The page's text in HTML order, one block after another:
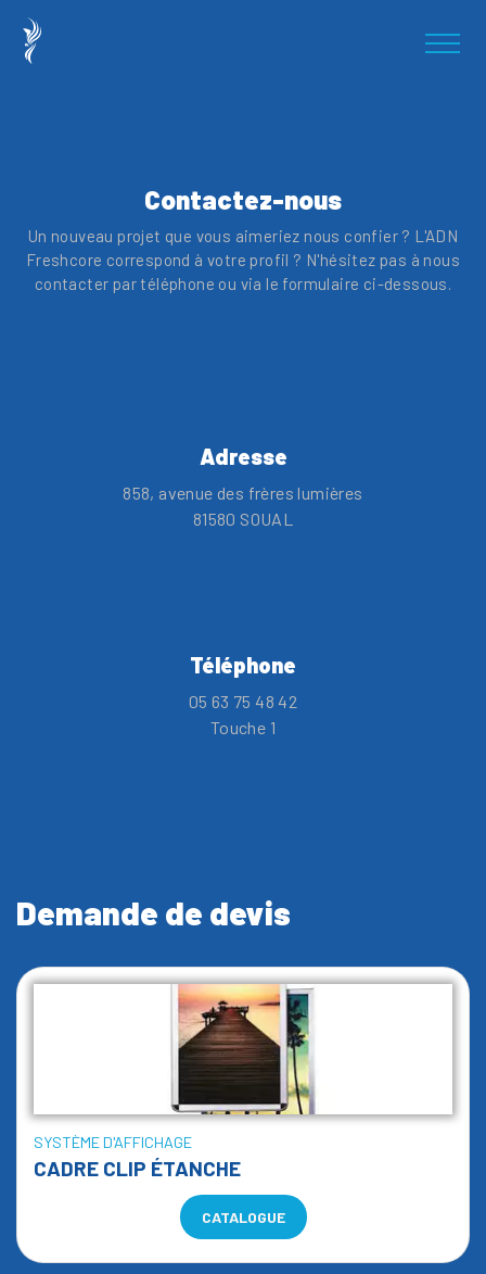
Contactez-nous
Un nouveau projet que vous aimeriez nous confier ? L'ADN
Freshcore correspond à votre profil ? N'hésitez pas à nous
contacter par téléphone ou via le formulaire ci-dessous.
Adresse
858, avenue des frères lumières
81580 SOUAL
Téléphone
05 63 75 48 42
Touche 1
Demande de devis
SYSTÈME D'AFFICHAGE
CADRE CLIP ÉTANCHE
CATALOGUE